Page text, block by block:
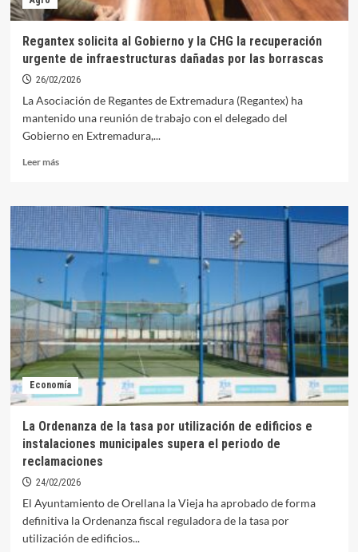
Regantex solicita al Gobierno y la CHG la recuperación
urgente de infraestructuras dañadas por las borrascas
26/02/2026
La Asociación de Regantes de Extremadura (Regantex) ha
mantenido una reunión de trabajo con el delegado del
Gobierno en Extremadura,...
Leer másLeer
Regantex
solicita
Gobierno
CHG
la
recuperación
urgente
de
infraestructuras
dañadas
por
borrascas
Economía
La Ordenanza de la tasa por utilización de edificios e
instalaciones municipales supera el periodo de
reclamaciones
24/02/2026
El Ayuntamiento de Orellana la Vieja ha aprobado de forma
definitiva la Ordenanza fiscal reguladora de la tasa por
utilización de edificios...